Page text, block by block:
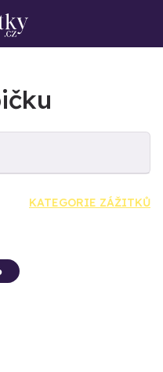
KATEGORIE ZÁŽITKŮ